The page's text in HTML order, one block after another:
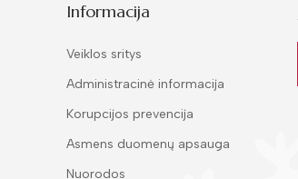
Informacija
Veiklos sritys
Administracinė informacija
Korupcijos prevencija
Asmens duomenų apsauga
Nuorodos